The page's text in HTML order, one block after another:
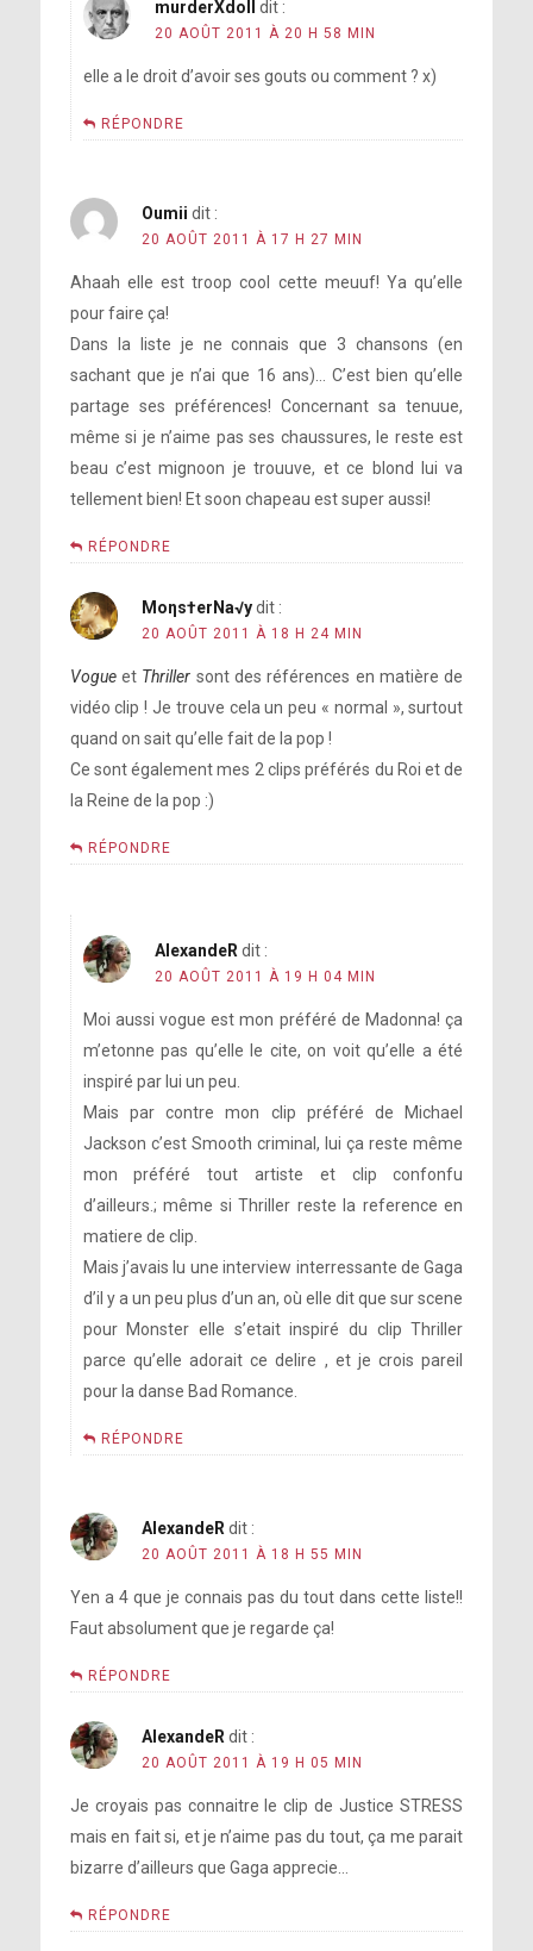
murderXdoll dit :
20 AOÛT 2011 À 20 H 58 MIN
elle a le droit d’avoir ses gouts ou comment ? x)
RÉPONDRE
Oumii dit :
20 AOÛT 2011 À 17 H 27 MIN
Ahaah elle est troop cool cette meuuf! Ya qu’elle
pour faire ça!
Dans la liste je ne connais que 3 chansons (en
sachant que je n’ai que 16 ans)… C’est bien qu’elle
partage ses préférences! Concernant sa tenuue,
même si je n’aime pas ses chaussures, le reste est
beau c’est mignoon je trouuve, et ce blond lui va
tellement bien! Et soon chapeau est super aussi!
RÉPONDRE
Moηs†erNa√y dit :
20 AOÛT 2011 À 18 H 24 MIN
Vogueet Thriller sont des références en matière de
vidéo clip ! Je trouve cela un peu « normal », surtout
quand on sait qu’elle fait de la pop !
Ce sont également mes 2 clips préférés du Roi et de
la Reine de la pop :)
RÉPONDRE
AlexandeR dit :
20 AOÛT 2011 À 19 H 04 MIN
Moi aussi vogue est mon préféré de Madonna! ça
m’etonne pas qu’elle le cite, on voit qu’elle a été
inspiré par lui un peu.
Mais par contre mon clip préféré de Michael
Jackson c’est Smooth criminal, lui ça reste même
mon préféré tout artiste et clip confonfu
d’ailleurs.; même si Thriller reste la reference en
matiere de clip.
Mais j’avais lu une interview interressante de Gaga
d’il y a un peu plus d’un an, où elle dit que sur scene
pour Monster elle s’etait inspiré du clip Thriller
parce qu’elle adorait ce delire , et je crois pareil
pour la danse Bad Romance.
RÉPONDRE
AlexandeR dit :
20 AOÛT 2011 À 18 H 55 MIN
Yen a 4 que je connais pas du tout dans cette liste!!
Faut absolument que je regarde ça!
RÉPONDRE
AlexandeR dit :
20 AOÛT 2011 À 19 H 05 MIN
Je croyais pas connaitre le clip de Justice STRESS
mais en fait si, et je n’aime pas du tout, ça me parait
bizarre d’ailleurs que Gaga apprecie…
RÉPONDRE